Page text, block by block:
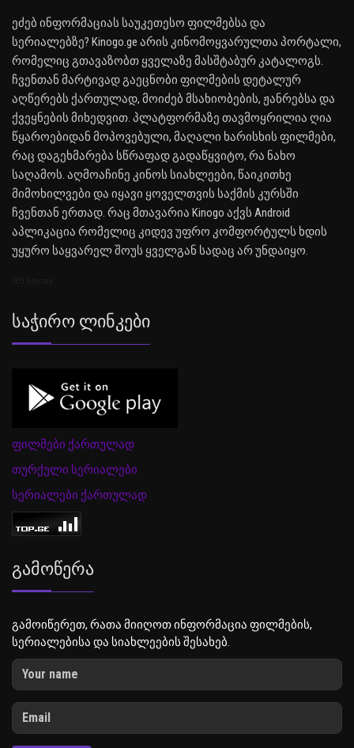
ეძებ ინფორმაციას საუკეთესო ფილმებსა და
სერიალებზე? Kinogo.ge არის კინომოყვარულთა პორტალი,
რომელიც გთავაზობთ ყველაზე მასშტაბურ კატალოგს.
ჩვენთან მარტივად გაეცნობი ფილმების დეტალურ
აღწერებს ქართულად, მოიძებ მსახიობების, ჟანრებსა და
ქვეყნების მიხედვით. პლატფორმაზე თავმოყრილია ღია
წყაროებიდან მოპოვებული, მაღალი ხარისხის ფილმები,
რაც დაგეხმარება სწრაფად გადაწყვიტო, რა ნახო
საღამოს. აღმოაჩინე კინოს სიახლეები, წაიკითხე
მიმოხილვები და იყავი ყოველთვის საქმის კურსში
ჩვენთან ერთად. რაც მთავარია Kinogo აქვს Android
აპლიკაცია რომელიც კიდევ უფრო კომფორტულს ხდის
უყურო საყვარელ შოუს ყველგან სადაც არ უნდაიყო.
Საჭირო Ლინკები
ფილმები ქართულად
თურქული სერიალები
სერიალები ქართულად
Გამოწერა
გამოიწერეთ, რათა მიიღოთ ინფორმაცია ფილმების,
სერიალებისა და სიახლეების შესახებ.